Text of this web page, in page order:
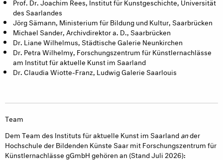
des Saarlandes
Jörg Sämann, Ministerium für Bildung und Kultur, Saarbrücken
Michael Sander, Archivdirektor a. D., Saarbrücken
Dr. Liane Wilhelmus, Städtische Galerie Neunkirchen
Dr. Petra Wilhelmy, Forschungszentrum für Künstlernachlässe
am Institut für aktuelle Kunst im Saarland
Dr. Claudia Wiotte-Franz, Ludwig Galerie Saarlouis
Team
Dem Team des Instituts für aktuelle Kunst im Saarlandander
Hochschule der Bildenden Künste Saar mit Forschungszentrum für
Künstlernachlässe gGmbH gehören an (Stand Juli 2026):